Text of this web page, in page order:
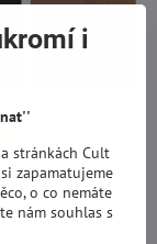
i
stránkách Cult
zapamatujeme
o co nemáte
nám souhlas s